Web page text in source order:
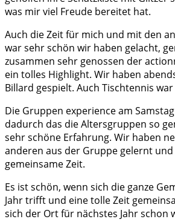
was mir viel Freude bereitet hat.
Auch die Zeit für mich und mit den
war sehr schön wir haben gelacht,
zusammen sehr genossen der
ein tolles Highlight. Wir haben
Billard gespielt. Auch Tischtennis
Die Gruppen experience am
dadurch das die Altersgruppen so
sehr schöne Erfahrung. Wir haben
anderen aus der Gruppe gelernt
gemeinsame Zeit.
Es ist schön, wenn sich die ganze
Jahr trifft und eine tolle Zeit
sich der Ort für nächstes Jahr schon